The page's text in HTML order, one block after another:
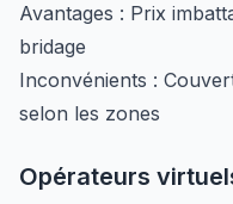
Avantages : Prix
bridage
Inconvénients :
selon les zones
Opérateurs